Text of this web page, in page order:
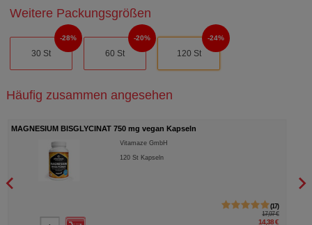
Weitere Packungsgrößen
30 St
28%
60 St
20%
120 St
24%
Häufig zusammen angesehen
MAGNESIUM BISGLYCINAT 750 mg vegan Kapseln
Vitamaze GmbH
120St Kapseln
17
17,97 €
14,38 €